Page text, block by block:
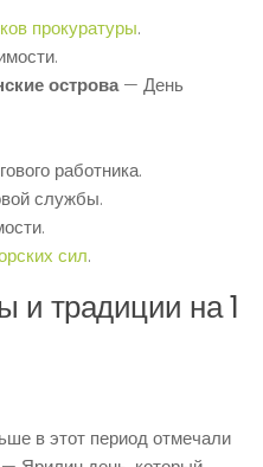
прокуратуры.
острова— День
работника.
службы.
сил.
и традиции на 1
в этот период отмечали